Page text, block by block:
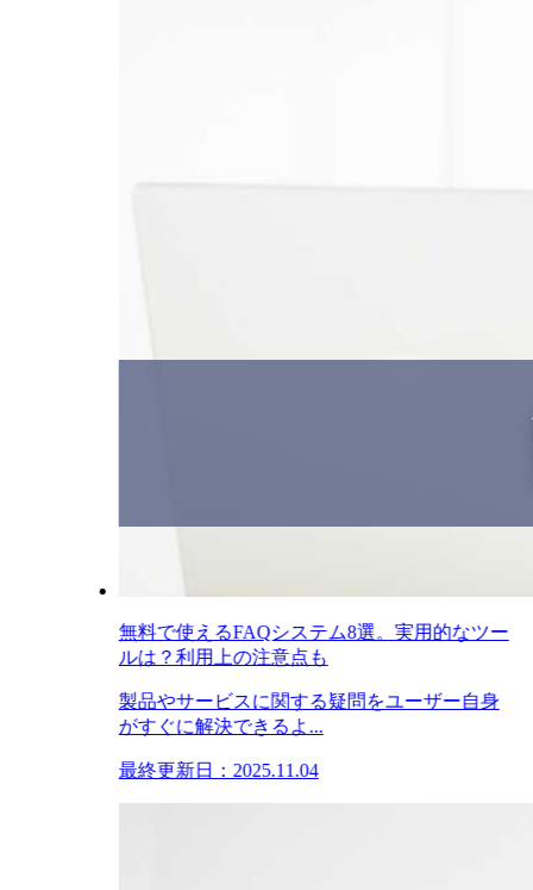
無料で使えるFAQシステム8選。実用的なツー
ルは？利用上の注意点も
製品やサービスに関する疑問をユーザー自身
がすぐに解決できるよ...
最終更新日：2025.11.04